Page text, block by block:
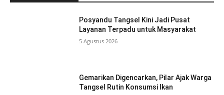
Posyandu Tangsel Kini Jadi Pusat
Layanan Terpadu untuk Masyarakat
5 Agustus 2026
Gemarikan Digencarkan, Pilar Ajak Warga
Tangsel Rutin Konsumsi Ikan